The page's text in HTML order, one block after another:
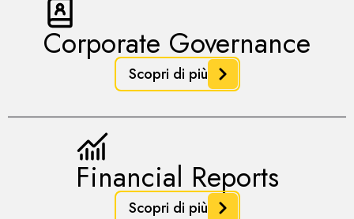
Corporate Governance
Scopri di più
Financial Reports
Scopri di più